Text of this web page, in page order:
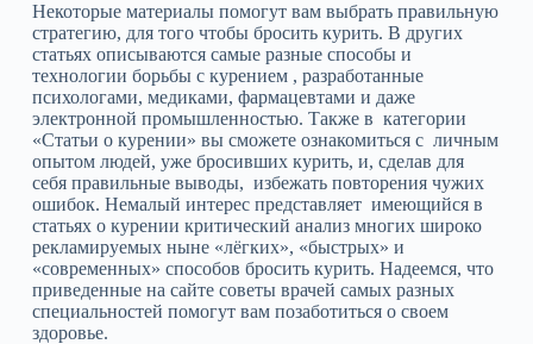
Некоторые материалы помогут вам выбрать правильную
стратегию, для того чтобы бросить курить. В других
статьях описываются самые разные способы и
технологии борьбы с курением , разработанные
психологами, медиками, фармацевтами и даже
электронной промышленностью. Также в категории
«Статьи о курении» вы сможете ознакомиться с личным
опытом людей, уже бросивших курить, и, сделав для
себя правильные выводы, избежать повторения чужих
ошибок. Немалый интерес представляет имеющийся в
статьях о курении критический анализ многих широко
рекламируемых ныне «лёгких», «быстрых» и
«современных» способов бросить курить. Надеемся, что
приведенные на сайте советы врачей самых разных
специальностей помогут вам позаботиться о своем
здоровье.